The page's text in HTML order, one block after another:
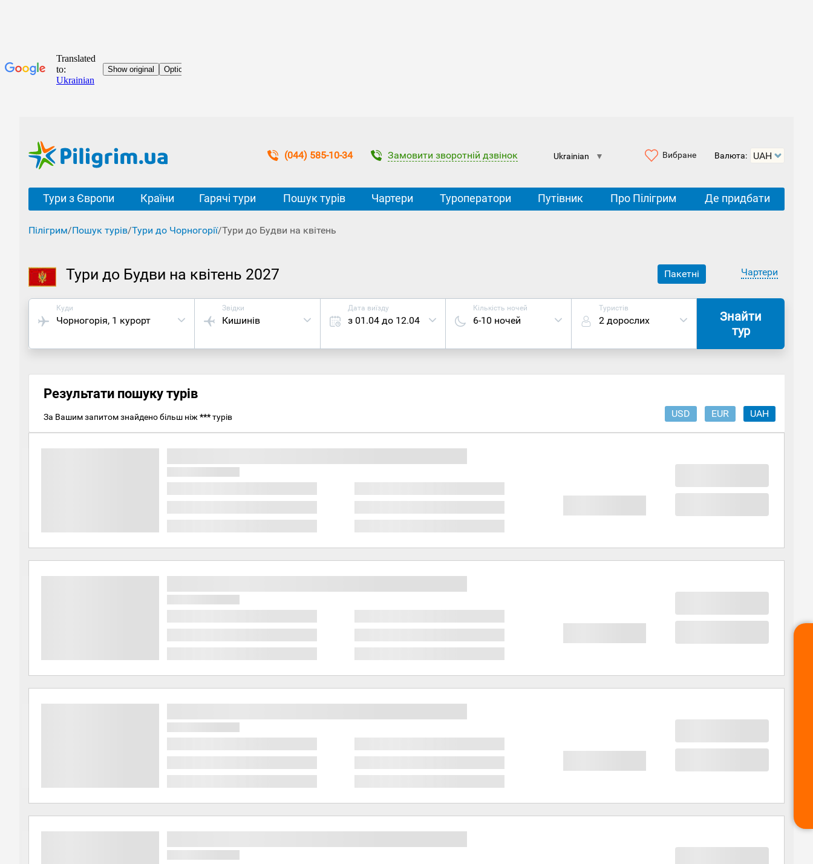
(044) 585-10-34 Замовити зворотній дзвінок Ukrainian ▼ Вибране Валюта:
Тури з Європи Країни Гарячі тури Пошук турів Чартери Туроператори Путівник Про Пілігрим Де придбати
Пілігрим/Пошук турів/Тури до Чорногорії/Тури до Будви на квітень
Тури до Будви на квітень 2027 Пакетні Чартери
Куди
Чорногорія, 1 курорт
Звідки
Кишинів
Дата виїзду
з 01.04 до 12.04
Кількість ночей
6-10 ночей
Туристів
2 дорослих
Знайти
тур
Результати пошуку турів
USD EUR UAH
За Вашим запитом знайдено більш ніж ***турів